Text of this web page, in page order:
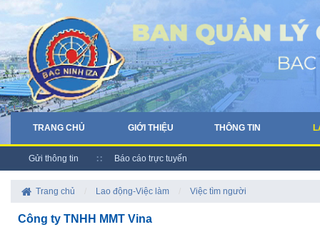
TRANG CHỦ GIỚI THIỆU THÔNG TIN
Gửi thông tin Báo cáo trực tuyến
Trang chủ Lao động-Việc làm Việc tìm người
Công ty TNHH MMT Vina